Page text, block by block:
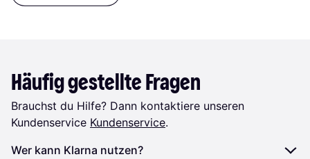
Häufig gestellte Fragen
Brauchst du Hilfe? Dann kontaktiere unseren
Kundenservice Kundenservice.
Wer kann Klarna nutzen?